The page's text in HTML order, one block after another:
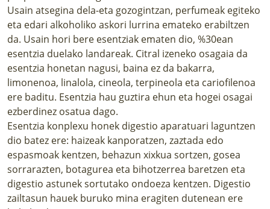
Usain atsegina dela-eta gozogintzan, perfumeak egiteko
eta edari alkoholiko askori lurrina emateko erabiltzen
da. Usain hori bere esentziak ematen dio, %30ean
esentzia duelako landareak. Citral izeneko osagaia da
esentzia honetan nagusi, baina ez da bakarra,
limonenoa, linalola, cineola, terpineola eta cariofilenoa
ere baditu. Esentzia hau guztira ehun eta hogei osagai
ezberdinez osatua dago.
Esentzia konplexu honek digestio aparatuari laguntzen
dio batez ere: haizeak kanporatzen, zaztada edo
espasmoak kentzen, behazun xixkua sortzen, gosea
sorrarazten, botagurea eta bihotzerrea baretzen eta
digestio astunek sortutako ondoeza kentzen. Digestio
zailtasun hauek buruko mina eragiten dutenean ere